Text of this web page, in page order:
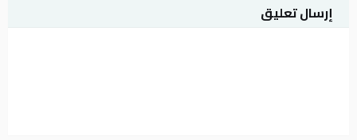
إرسال تعليق